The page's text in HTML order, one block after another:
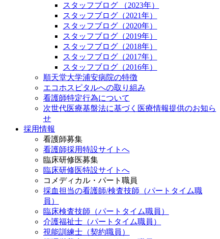
スタッフブログ （2023年）
スタッフブログ（2021年）
スタッフブログ（2020年）
スタッフブログ（2019年）
スタッフブログ（2018年）
スタッフブログ（2017年）
スタッフブログ（2016年）
順天堂大学浦安病院の特徴
エコホスピタルへの取り組み
看護師特定行為について
次世代医療基盤法に基づく医療情報提供のお知ら
せ
採用情報
看護師募集
看護師採用特設サイトへ
臨床研修医募集
臨床研修医特設サイトへ
コメディカル・パート職員
採血担当の看護師/検査技師（パートタイム職
員）
臨床検査技師（パートタイム職員）
介護福祉士（パートタイム職員）
視能訓練士（契約職員）